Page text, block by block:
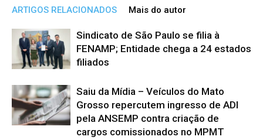
ARTIGOS RELACIONADOS Mais do autor
Sindicato de São Paulo se filia à
FENAMP; Entidade chega a 24 estados
filiados
Saiu da Mídia – Veículos do Mato
Grosso repercutem ingresso de ADI
pela ANSEMP contra criação de
cargos comissionados no MPMT